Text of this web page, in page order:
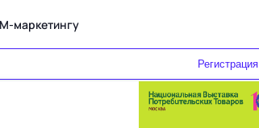
маркетингу
Регистрация